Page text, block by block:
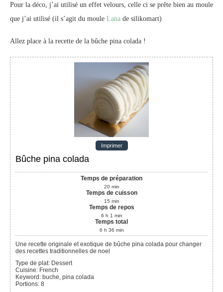
Pour la déco, j’ai utilisé un effet velours, celle ci se prête bien au moule
que j’ai utilisé (il s’agit du moule Lana de silikomart)
Allez place à la recette de la bûche pina colada !
Imprimer
Bûche pina colada
Temps de préparation
20 min
Temps de cuisson
15 min
Temps de repos
6 h 1 min
Temps total
6 h 36 min
Une recette originale et exotique de bûche pina colada pour changer
des recettes traditionnelles de noel
Type de plat: Dessert
Cuisine: French
Keyword: buche, pina colada
Portions: 8